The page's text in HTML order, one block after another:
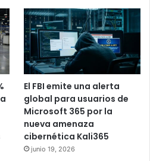
El FBI emite una alerta
global para usuarios de
Microsoft 365 por la
nueva amenaza
cibernética Kali365
junio 19, 2026